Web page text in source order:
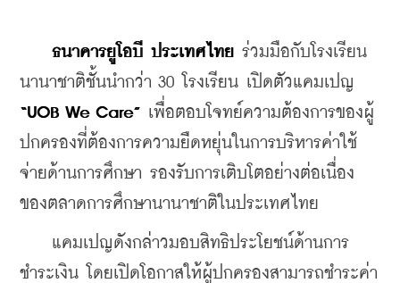
ธนาคารยูโอบี ประเทศไทย ร่วมมือกับโรงเรียน
“UOB We Care” เพื่อตอบโจทย์ความต้องการของผู้
ปกครองที่ต้องการความยืดหยุ่นในการบริหารค่าใช้
จ่ายด้านการศึกษา รองรับการเติบโตอย่างต่อเนื่อง
ของตลาดการศึกษานานาชาติในประเทศไทย
แคมเปญดังกล่าวมอบสิทธิประโยชน์ด้านการ
ชำระเงิน โดยเปิดโอกาสให้ผู้ปกครองสามารถชำระค่า